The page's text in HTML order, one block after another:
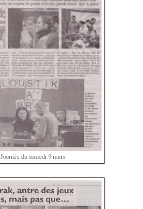
Journée du samedi 9 mars